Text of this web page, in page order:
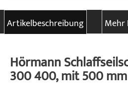
Artikelbeschreibung
Hörmann
300 400, mit 500